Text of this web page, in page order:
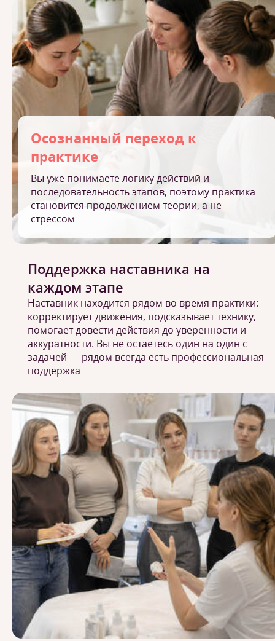
Осознанный переход к
практике
Вы уже понимаете логику действий и
последовательность этапов, поэтому практика
становится продолжением теории, а не
стрессом
Поддержка наставника на
каждом этапе
Наставник находится рядом во время практики:
корректирует движения, подсказывает технику,
помогает довести действия до уверенности и
аккуратности. Вы не остаетесь один на один с
задачей — рядом всегда есть профессиональная
поддержка